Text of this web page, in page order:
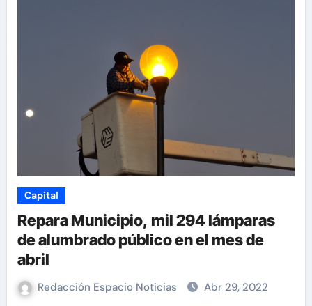
Capital
Repara Municipio, mil 294 lámparas
de alumbrado público en el mes de
abril
Redacción Espacio Noticias Abr 29, 2022